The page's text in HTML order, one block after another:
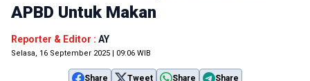
APBD Untuk Makan
Reporter & Editor : AY
Selasa, 16 September 2025 | 09:06 WIB
Share Tweet Share Share